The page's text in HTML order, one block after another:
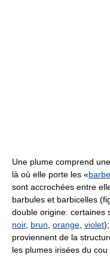
Une plume comprend
là où elle porte les «
sont accrochées entre
barbules et barbicelles
double origine: certaines
noir, brun orange violet
proviennent de la
les plumes irisées du